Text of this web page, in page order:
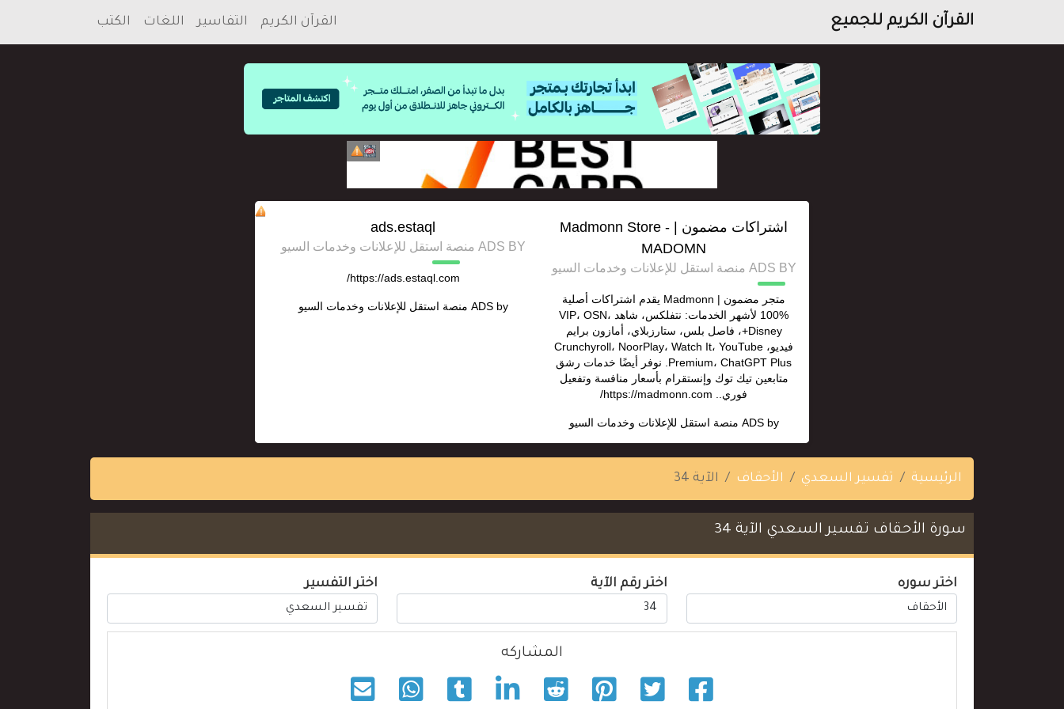
القرآن الكريم للجميع القرآن الكريم التفاسير اللغات الكتب
اشتراكات مضمون | Madmonn Store -
MADOMN
ADS BY منصة استقل للإعلانات وخدمات السيو
متجر مضمون | Madmonn يقدم اشتراكات أصلية
%100 لأشهر الخدمات: نتفلكس، شاهد VIP، OSN،
Disney+، فاصل بلس، ستارزبلاي، أمازون برايم
فيديو، Crunchyroll، NoorPlay، Watch It، YouTube
Premium، ChatGPT Plus. نوفر أيضًا خدمات رشق
متابعين تيك توك وإنستقرام بأسعار منافسة وتفعيل
فوري.. https://madmonn.com/
ADS by منصة استقل للإعلانات وخدمات السيو
ads.estaql
ADS BY منصة استقل للإعلانات وخدمات السيو
https://ads.estaql.com/
ADS by منصة استقل للإعلانات وخدمات السيو
الرئيسية تفسير السعدي الأحقاف الآية 34
سورة الأحقاف تفسير السعدي الآية 34
اختر سوره اختر رقم الآية اختر التفسير
المشاركه